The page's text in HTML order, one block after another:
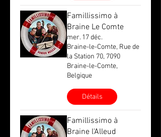
Famillissimo à
Braine Le Comte
mer. 17 déc.
Braine-le-Comte, Rue de
la Station 70, 7090
Braine-le-Comte,
Belgique
Détails
Famillissimo à
Braine l'Alleud